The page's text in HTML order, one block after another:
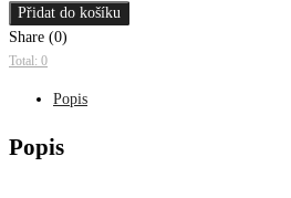
Přidat do košíku
Share (0)
Total: 0
Popis
Popis